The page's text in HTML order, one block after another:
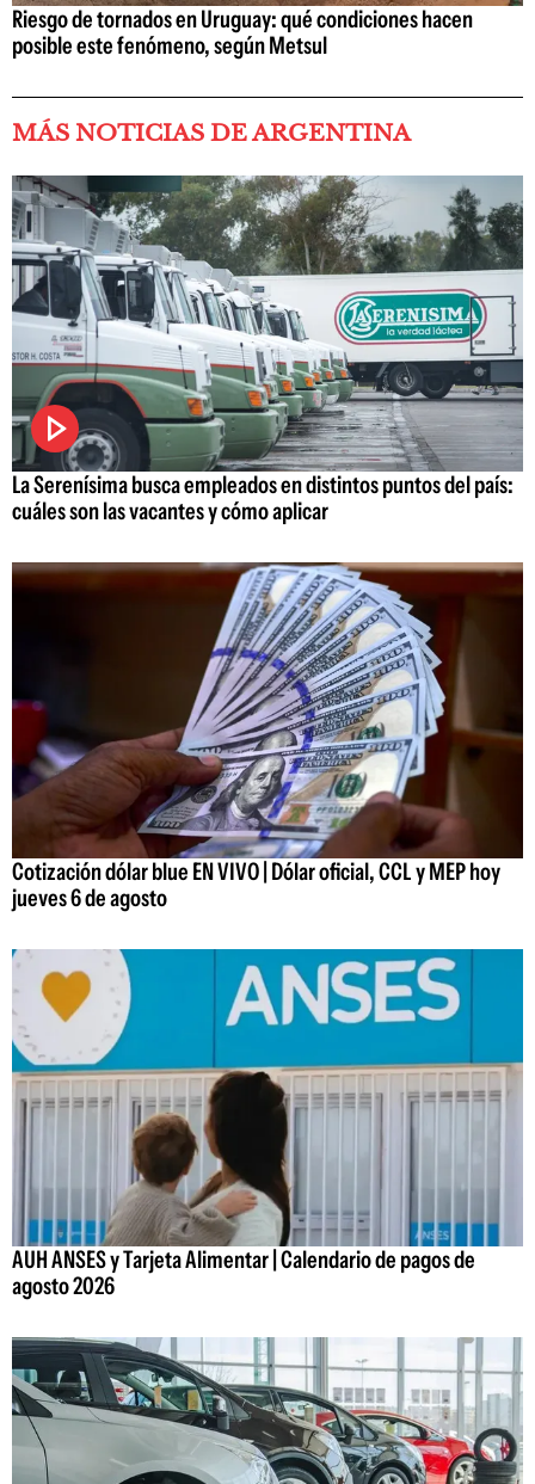
Riesgo de tornados en Uruguay: qué condiciones hacen
posible este fenómeno, según Metsul
MÁS NOTICIAS DE ARGENTINA
La Serenísima busca empleados en distintos puntos del país:
cuáles son las vacantes y cómo aplicar
Cotización dólar blue EN VIVO | Dólar oficial, CCL y MEP hoy
jueves 6 de agosto
AUH ANSES y Tarjeta Alimentar | Calendario de pagos de
agosto 2026